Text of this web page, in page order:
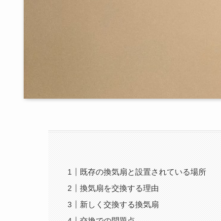
既存の換気扇と設置されている場所
換気扇を交換する理由
新しく交換する換気扇